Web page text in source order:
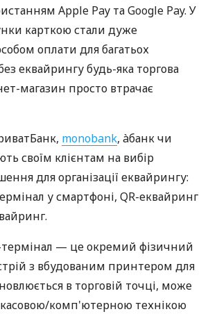
Apple Pay та Google Pay. У
карткою стали дуже
оплати для багатьох
еквайрингу будь-яка торгова
магазин просто втрачає
monobank, àбанк чи
своїм клієнтам на вибір
для організації еквайрингу:
у смартфоні, QR-еквайринг
— це окремий фізичний
з вбудованим принтером для
в торговій точці, може
касовою/комп'ютерною технікою